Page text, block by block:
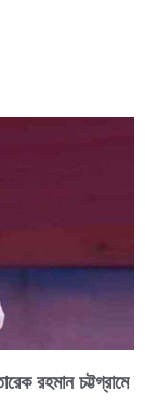
রহমান চট্টগ্রামে